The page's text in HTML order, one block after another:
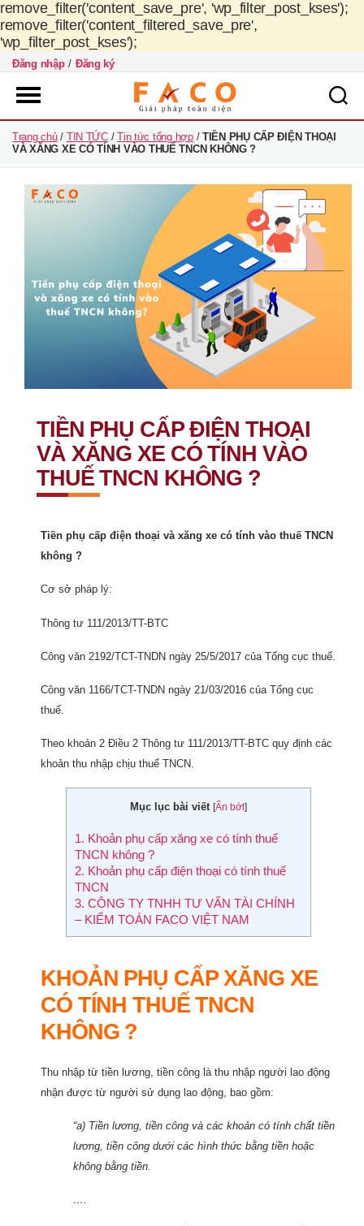
remove_filter('content_save_pre', 'wp_filter_post_kses');
remove_filter('content_filtered_save_pre',
'wp_filter_post_kses');
Đăng nhập / Đăng ký
FACO
Việt
Trang chủ/ TIN TỨC/Tin tức tổng hợp/ TIỀN PHỤ CẤP ĐIỆN THOẠI
VÀ XĂNG XE CÓ TÍNH VÀO THUẾ TNCN KHÔNG ?
TIỀN PHỤ CẤP ĐIỆN THOẠI
VÀ XĂNG XE CÓ TÍNH VÀO
THUẾ TNCN KHÔNG ?
Tiền phụ cấp điện thoại và xăng xe có tính vào thuế TNCN
không ?
Cơ sở pháp lý:
Thông tư 111/2013/TT-BTC
Công văn 2192/TCT-TNDN ngày 25/5/2017 của Tổng cục thuế.
Công văn 1166/TCT-TNDN ngày 21/03/2016 của Tổng cục
thuế.
Theo khoản 2 Điều 2 Thông tư 111/2013/TT-BTC quy định các
khoản thu nhập chịu thuế TNCN.
Mục lục bài viết [Ẩn bớt]
1. Khoản phụ cấp xăng xe có tính thuế
TNCN không ?
2. Khoản phụ cấp điện thoại có tính thuế
TNCN
3. CÔNG TY TNHH TƯ VẤN TÀI CHÍNH
– KIỂM TOÁN FACO VIỆT NAM
KHOẢN PHỤ CẤP XĂNG XE
CÓ TÍNH THUẾ TNCN
KHÔNG ?
Thu nhập từ tiền lương, tiền công là thu nhập người lao động
nhận được từ người sử dụng lao động, bao gồm:
“a) Tiền lương, tiền công và các khoản có tính chất tiền
lương, tiền công dưới các hình thức bằng tiền hoặc
không bằng tiền.
….